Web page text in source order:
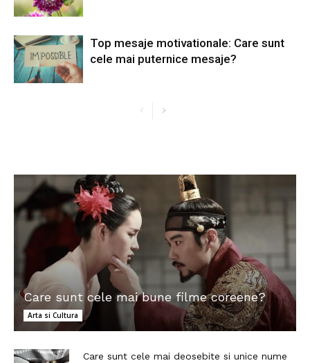
Top mesaje motivationale: Care sunt
cele mai puternice mesaje?
Care sunt cele mai bune filme coreene?
Arta si Cultura
Care sunt cele mai deosebite si unice nume